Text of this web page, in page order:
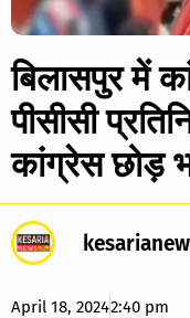
बिलासपुर में
पीसीसी
कांग्रेस छोड़
April 18, 20242:40 pm